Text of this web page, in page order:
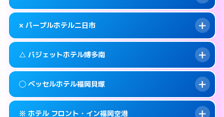
info このホテルの詳細ページを見る →
smartphone 092-552-4400
map 福岡市南区大橋1-7-15
info このホテルの詳細ページを見る →
案内方法:女性が直接お部屋まで伺います。
smartphone 092-846-8585
map 福岡市早良区百道浜1-3-70
info このホテルの詳細ページを見る →
案内方法:
女性が直接お部屋まで伺います。
smartphone 092-822-5001
map 福岡市早良区百道浜1-7-4
info このホテルの詳細ページを見る →
× パープルホテル二日市
案内方法: 派遣できません。
smartphone 092-922-2131
map 筑紫野市湯町2-5-6
△ バジェットホテル博多南
案内方法:
状況により派遣できません。
◯ ベッセルホテル福岡貝塚
※ ホテル フロント・イン福岡空港